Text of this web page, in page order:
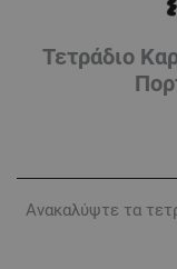
Τετράδιο
Ανακαλύψτε τα